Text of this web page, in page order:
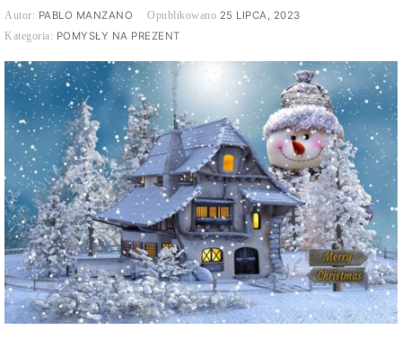
PABLO MANZANO
25 LIPCA, 2023
POMYSŁY NA PREZENT